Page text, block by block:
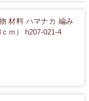
材料 ハマナカ 編み
ｍ） h207-021-4